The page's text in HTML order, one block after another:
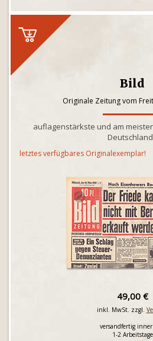
Bild
Originale Zeitung vom
auflagenstärkste und am
letztes verfügbares Originalexemplar!
49,00 €
inkl. MwSt. zzgl.
versandfertig
1-2 Arbeitstage